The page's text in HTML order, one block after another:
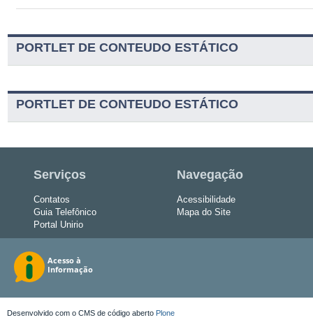
PORTLET DE CONTEUDO ESTÁTICO
PORTLET DE CONTEUDO ESTÁTICO
Serviços
Contatos
Guia Telefônico
Portal Unirio
Navegação
Acessibilidade
Mapa do Site
Desenvolvido com o CMS de código aberto Plone